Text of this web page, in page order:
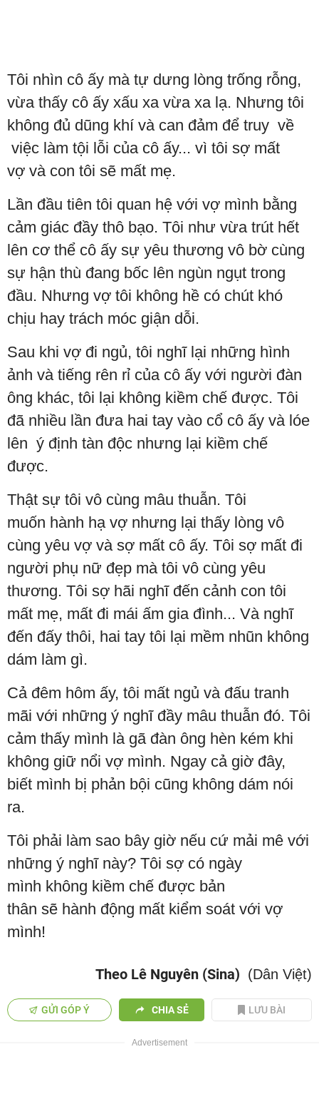
Tôi nhìn cô ấy mà tự dưng lòng trống rỗng,
vừa thấy cô ấy xấu xa vừa xa lạ. Nhưng tôi
không đủ dũng khí và can đảm để truy về
việc làm tội lỗi của cô ấy... vì tôi sợ mất
vợ và con tôi sẽ mất mẹ.
Lần đầu tiên tôi quan hệ với vợ mình bằng
cảm giác đầy thô bạo. Tôi như vừa trút hết
lên cơ thể cô ấy sự yêu thương vô bờ cùng
sự hận thù đang bốc lên ngùn ngụt trong
đầu. Nhưng vợ tôi không hề có chút khó
chịu hay trách móc giận dỗi.
Sau khi vợ đi ngủ, tôi nghĩ lại những hình
ảnh và tiếng rên rỉ của cô ấy với người đàn
ông khác, tôi lại không kiềm chế được. Tôi
đã nhiều lần đưa hai tay vào cổ cô ấy và lóe
lên ý định tàn độc nhưng lại kiềm chế
được.
Thật sự tôi vô cùng mâu thuẫn. Tôi
muốn hành hạ vợ nhưng lại thấy lòng vô
cùng yêu vợ và sợ mất cô ấy. Tôi sợ mất đi
người phụ nữ đẹp mà tôi vô cùng yêu
thương. Tôi sợ hãi nghĩ đến cảnh con tôi
mất mẹ, mất đi mái ấm gia đình... Và nghĩ
đến đấy thôi, hai tay tôi lại mềm nhũn không
dám làm gì.
Cả đêm hôm ấy, tôi mất ngủ và đấu tranh
mãi với những ý nghĩ đầy mâu thuẫn đó. Tôi
cảm thấy mình là gã đàn ông hèn kém khi
không giữ nổi vợ mình. Ngay cả giờ đây,
biết mình bị phản bội cũng không dám nói
ra.
Tôi phải làm sao bây giờ nếu cứ mải mê với
những ý nghĩ này? Tôi sợ có ngày
mình không kiềm chế được bản
thân sẽ hành động mất kiểm soát với vợ
mình!
Theo Lê Nguyên (Sina) (Dân Việt)
GỬI GÓP Ý CHIA SẺ LƯU BÀI